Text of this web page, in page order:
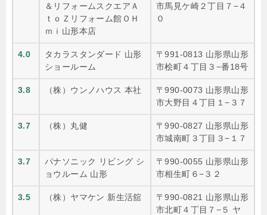
＆リフォームスクエアＡ
ｔｏＺリフォーム館ＯＨ
ｍｉ山形本店
市馬見ケ崎２丁目７−４
０
4.0
タカラスタンダード 山形
ショールーム
〒991-0813 山形県山形
市桧町４丁目３−番18号
3.8 （株）ウンノハウス 本社
〒990-0073 山形県山形
市大野目４丁目１−３７
3.7 （株）丸健
〒990-0827 山形県山形
市城南町３丁目３−１７
3.7
パナソニック リビング シ
ョウルーム 山形
〒990-0055 山形県山形
市相生町６−３２
3.5 （株）ヤマケン 新生活舘
〒990-0821 山形県山形
市北町４丁目７−５ ヤ